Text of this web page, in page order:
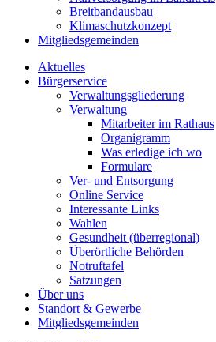
Breitbandausbau
Klimaschutzkonzept
Mitgliedsgemeinden
Aktuelles
Bürgerservice
Verwaltungsgliederung
Verwaltung
Mitarbeiter im Rathaus
Organigramm
Was erledige ich wo
Formulare
Ver- und Entsorgung
Online Service
Interessante Links
Wahlen
Gesundheit (überregional)
Überörtliche Behörden
Notruftafel
Satzungen
Über uns
Standort & Gewerbe
Mitgliedsgemeinden